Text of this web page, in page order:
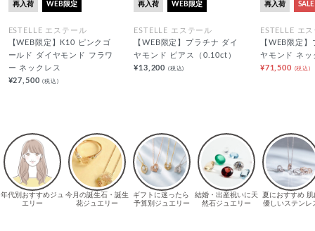
再入荷 WEB限定
ESTELLE エステール
【WEB限定】K10 ピンクゴ
ールド ダイヤモンド フラワ
ー ネックレス
¥27,500(税込)
再入荷 WEB限定
ESTELLE エステール
【WEB限定】プラチナ ダイ
ヤモンド ピアス（0.10ct）
¥13,200 (税込)
再入荷 SALE
ESTELLE エ
【WEB限定
ヤモンド ネッ
¥71,500 (税込)